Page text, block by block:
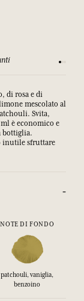
di rosa e di
mescolato al
Svita,
è economico e
bottiglia.
inutile sfruttare
NOTE DI FONDO
patchouli, vaniglia,
benzoino